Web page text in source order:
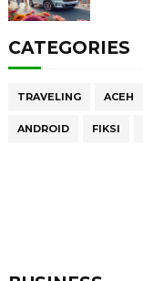
CATEGORIES
TRAVELING ACEH
ANDROID FIKSI